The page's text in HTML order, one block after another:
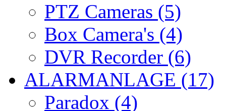
PTZ Cameras (5)
Box Camera's (4)
DVR Recorder (6)
ALARMANLAGE (17)
Paradox (4)